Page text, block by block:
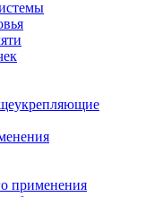
применения